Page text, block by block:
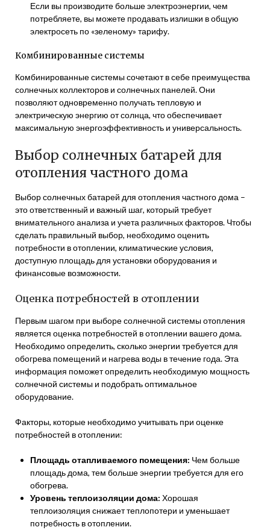
Если вы производите больше электроэнергии, чем
потребляете, вы можете продавать излишки в общую
электросеть по «зеленому» тарифу.
Комбинированные системы
Комбинированные системы сочетают в себе преимущества
солнечных коллекторов и солнечных панелей. Они
позволяют одновременно получать тепловую и
электрическую энергию от солнца, что обеспечивает
максимальную энергоэффективность и универсальность.
Выбор солнечных батарей для
отопления частного дома
Выбор солнечных батарей для отопления частного дома –
это ответственный и важный шаг, который требует
внимательного анализа и учета различных факторов. Чтобы
сделать правильный выбор, необходимо оценить
потребности в отоплении, климатические условия,
доступную площадь для установки оборудования и
финансовые возможности.
Оценка потребностей в отоплении
Первым шагом при выборе солнечной системы отопления
является оценка потребностей в отоплении вашего дома.
Необходимо определить, сколько энергии требуется для
обогрева помещений и нагрева воды в течение года. Эта
информация поможет определить необходимую мощность
солнечной системы и подобрать оптимальное
оборудование.
Факторы, которые необходимо учитывать при оценке
потребностей в отоплении:
Площадь отапливаемого помещения: Чем больше
площадь дома, тем больше энергии требуется для его
обогрева.
Уровень теплоизоляции дома: Хорошая
теплоизоляция снижает теплопотери и уменьшает
потребность в отоплении.